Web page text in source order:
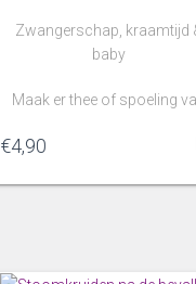
Zwangerschap, kraamtijd
baby
Maak er thee of spoeling
€4,90